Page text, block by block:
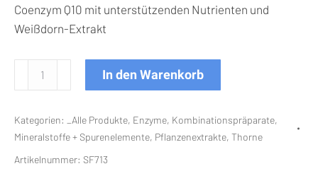
Coenzym Q10 mit unterstützenden Nutrienten und
Weißdorn-Extrakt
Heart
Health
90
Kps.
(Früher
In den Warenkorb
Kategorien: _Alle Produkte, Enzyme, Kombinationspräparate,
Mineralstoffe + Spurenelemente, Pflanzenextrakte, Thorne
Artikelnummer: SF713